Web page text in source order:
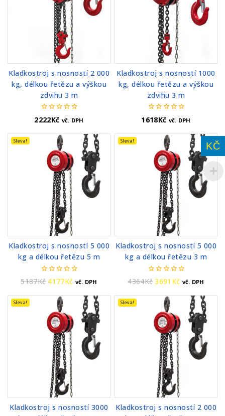
Kladkostroj s nosností 2 000
kg, délkou řetězu a výškou
zdvihu 3 m
0
z
2222Kč vč. DPH
Kladkostroj s nosností 1000
kg, délkou řetězu a výškou
zdvihu 3 m
0
z
1618Kč vč. DPH
Sleva!
Kladkostroj s nosností 5 000
kg a délkou řetězu 5 m
0
z
5187Kč 4177Kč vč. DPH
Sleva!
Kladkostroj s nosností 5 000
kg a délkou řetězu 3 m
0
z
4364Kč 3691 Kč vč. DPH
Sleva!
Kladkostroj s nosností 3000
Sleva!
Kladkostroj s nosností 2 000
KČ